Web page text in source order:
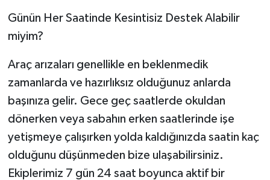
Günün Her Saatinde Kesintisiz Destek Alabilir
miyim?
Araç arızaları genellikle en beklenmedik
zamanlarda ve hazırlıksız olduğunuz anlarda
başınıza gelir. Gece geç saatlerde okuldan
dönerken veya sabahın erken saatlerinde işe
yetişmeye çalışırken yolda kaldığınızda saatin kaç
olduğunu düşünmeden bize ulaşabilirsiniz.
Ekiplerimiz 7 gün 24 saat boyunca aktif bir